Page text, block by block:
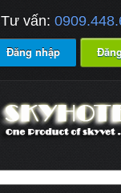
Tư vấn:
Đăng nhập